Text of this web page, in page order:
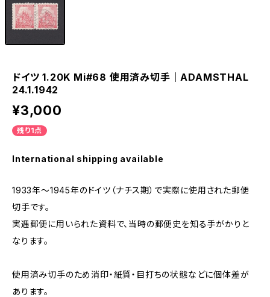
ドイツ 1.20K Mi#68 使用済み切手｜ADAMSTHAL
24.1.1942
¥3,000
残り1点
International shipping available
1933年～1945年のドイツ（ナチス期）で実際に使用された郵便
切手です。
実逓郵便に用いられた資料で、当時の郵便史を知る手がかりと
なります。
使用済み切手のため消印・紙質・目打ちの状態などに個体差が
あります。